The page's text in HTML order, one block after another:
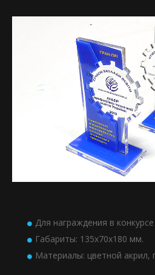
Для награждения в
Габариты: 135х70х180 мм.
Материалы: цветной акрил,